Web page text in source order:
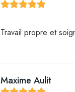
Travail propre et
Maxime Aulit